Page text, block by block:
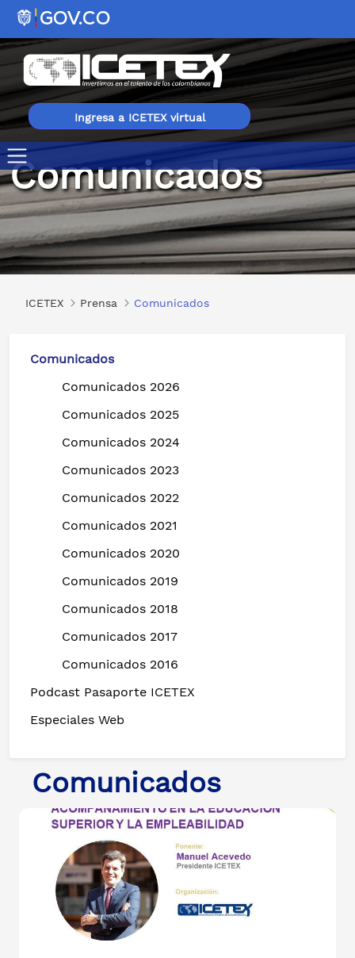
Ingresa a ICETEX virtual
Comunicados
Comunicados
ICETEX Prensa Comunicados
Comunicados
Comunicados 2026
Comunicados 2025
Comunicados 2024
Comunicados 2023
Comunicados 2022
Comunicados 2021
Comunicados 2020
Comunicados 2019
Comunicados 2018
Comunicados 2017
Comunicados 2016
Podcast Pasaporte ICETEX
Especiales Web
Comunicados